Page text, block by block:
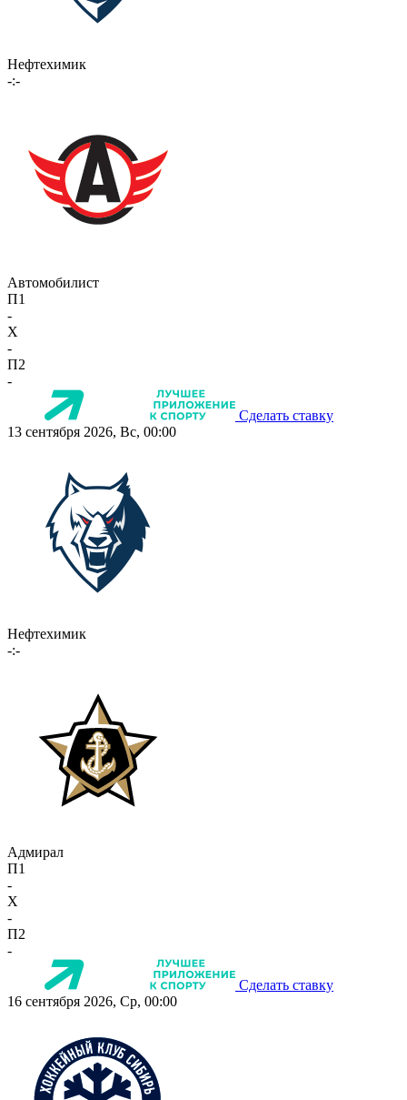
Нефтехимик
-:-
Автомобилист
П1
-
X
-
П2
-
Сделать ставку
13 сентября 2026, Вс, 00:00
Нефтехимик
-:-
Адмирал
П1
-
X
-
П2
-
Сделать ставку
16 сентября 2026, Ср, 00:00